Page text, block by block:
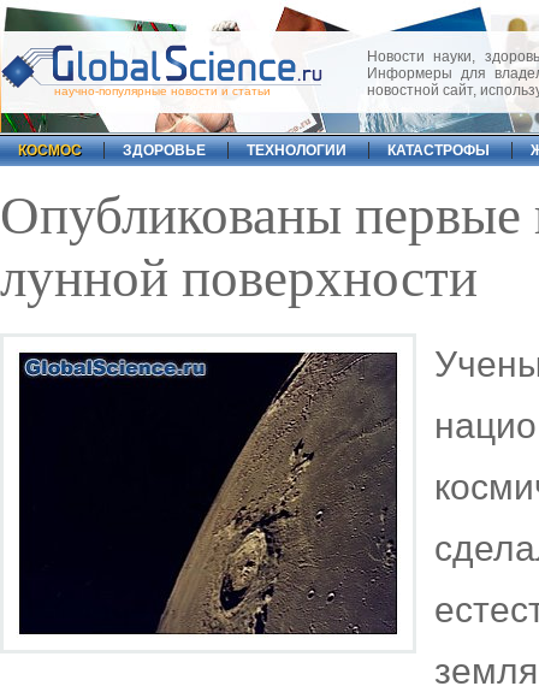
научно-популярные новости и статьи
Новости науки,
Информеры для
новостной сайт,
КОСМОС ЗДОРОВЬЕ ТЕХНОЛОГИИ КАТАСТРОФЫ
Опубликованы
лунной поверхности